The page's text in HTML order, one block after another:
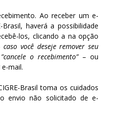
Ao receber um e-
haverá a possibilidade
los, clicando a na opção
caso você deseje remover seu
”cancele o recebimento”– ou
mail.
Brasil toma os cuidados
envio não solicitado de e-